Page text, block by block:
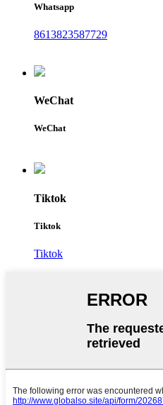
Whatsapp
8613823587729
WeChat
WeChat
Tiktok
Tiktok
Tiktok